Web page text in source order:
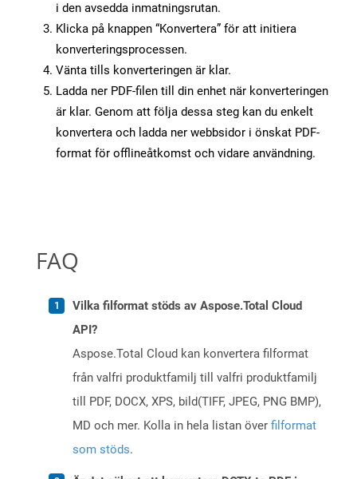
i den avsedda inmatningsrutan.
Klicka på knappen “Konvertera” för att initiera
konverteringsprocessen.
Vänta tills konverteringen är klar.
Ladda ner PDF-filen till din enhet när konverteringen
är klar. Genom att följa dessa steg kan du enkelt
konvertera och ladda ner webbsidor i önskat PDF-
format för offlineåtkomst och vidare användning.
FAQ
Vilka filformat stöds av Aspose.Total Cloud
API?
Aspose.Total Cloud kan konvertera filformat
från valfri produktfamilj till valfri produktfamilj
till PDF, DOCX, XPS, bild(TIFF, JPEG, PNG BMP),
MD och mer. Kolla in hela listan över filformat
som stöds.